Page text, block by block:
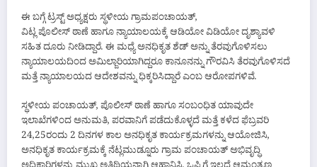
ಈ ಬಗ್ಗೆ ಟ್ರಸ್ಟ್ ಅಧ್ಯಕ್ಷರು ಸ್ಥಳೀಯ ಗ್ರಾಮಪಂಚಾಯತ್,
ವಿಟ್ಲ ಪೊಲೀಸ್ ಠಾಣೆ ಹಾಗೂ ನ್ಯಾಯಾಲಯಕ್ಕೆ ಆಡಿಯೋ ವಿಡಿಯೋ ದೃಶ್ಯಾವಳಿ
ಸಹಿತ ದೂರು ನೀಡಿದ್ದಾರೆ. ಈ ಮಧ್ಯೆ ಅನಧಿಕೃತ ಶೆಡ್ ಅನ್ನು ತೆರವುಗೊಳಿಸಲು
ನ್ಯಾಯಾಲಯದಿಂದ ಅಮಿಲ್ಜಾರಿಯಾಗಿದ್ದರೂ ಕಾನೂನನ್ನು ಗೌರವಿಸಿ ತೆರವುಗೊಳಿಸದೆ
ಮತ್ತೆ ನ್ಯಾಯಾಲಯದ ಆದೇಶವನ್ನು ಧಿಕ್ಕರಿಸಿದ್ದಾರೆ ಎಂಬ ಆರೋಪಗಳಿವೆ.
ಸ್ಥಳೀಯ ಪಂಚಾಯತ್, ಪೊಲೀಸ್ ಠಾಣೆ ಹಾಗೂ ಸಂಬಂಧಿತ ಯಾವುದೇ
ಇಲಾಖೆಗಳಿಂದ ಅನುಮತಿ, ಪರವಾನಿಗೆ ಪಡೆದುಕೊಳ್ಳದೆ ಮತ್ತೆ ಕಳೆದ ಫೆಬ್ರವರಿ
24,25ರಂದು 2 ದಿನಗಳ ಕಾಲ ಅನಧಿಕೃತ ಕಾರ್ಯಕ್ರಮಗಳನ್ನು ಆಯೋಜಿಸಿ,
ಅನಧಿಕೃತ ಕಾರ್ಯಕ್ರಮಕ್ಕೆ ನೆಟ್ಲಮುಡ್ನೂರು ಗ್ರಾಮ ಪಂಚಾಯತ್ ಅಭಿವೃದ್ಧಿ